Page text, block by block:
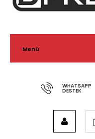
Menü
WHATSAPP
DESTEK